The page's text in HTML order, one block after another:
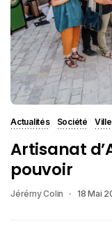
Actualités Société
Artisanat
pouvoir
Jérémy Colin 18 Mai